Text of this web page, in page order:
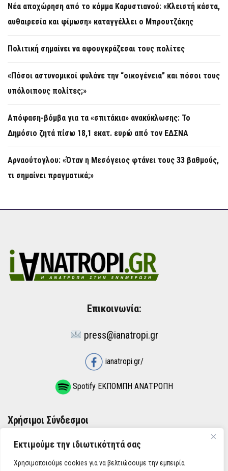
Εκτιμούμε την ιδιωτικότητά σας
Χρησιμοποιούμε cookies για να βελτιώσουμε την εμπειρία
Νέα αποχώρηση από το κόμμα Καρυστιανού: «Κλειστή κάστα,
αυθαιρεσία και φίμωση» καταγγέλλει ο Μπρουτζάκης
Πολιτική σημαίνει να αφουγκράζεσαι τους πολίτες
«Πόσοι αστυνομικοί φυλάνε την “οικογένεια” και πόσοι τους
υπόλοιπους πολίτες;»
Απόφαση-βόμβα για τα «σπιτάκια» ανακύκλωσης: Το
Δημόσιο ζητά πίσω 18,1 εκατ. ευρώ από τον ΕΔΣΝΑ
Αρναούτογλου: «Όταν η Μεσόγειος φτάνει τους 33 βαθμούς,
τι σημαίνει πραγματικά;»
Επικοινωνία:
press@ianatropi.gr
ianatropi.gr/
Spotify ΕΚΠΟΜΠΗ ΑΝΑΤΡΟΠΗ
Χρήσιμοι Σύνδεσμοι
ΌΡΟΙ ΧΡΉΣΗΣ
ΠΟΛΙΤΙΚΉ ΑΠΟΡΡΉΤΟΥ